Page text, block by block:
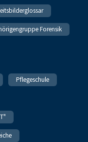
Forensik
Pflegeschule